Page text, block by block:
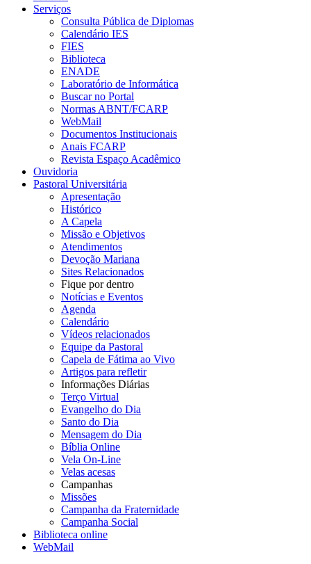
Serviços
Consulta Pública de Diplomas
Calendário IES
FIES
Biblioteca
ENADE
Laboratório de Informática
Buscar no Portal
Normas ABNT/FCARP
WebMail
Documentos Institucionais
Anais FCARP
Revista Espaço Acadêmico
Ouvidoria
Pastoral Universitária
Apresentação
Histórico
A Capela
Missão e Objetivos
Atendimentos
Devoção Mariana
Sites Relacionados
Fique por dentro
Notícias e Eventos
Agenda
Calendário
Vídeos relacionados
Equipe da Pastoral
Capela de Fátima ao Vivo
Artigos para refletir
Informações Diárias
Terço Virtual
Evangelho do Dia
Santo do Dia
Mensagem do Dia
Bíblia Online
Vela On-Line
Velas acesas
Campanhas
Missões
Campanha da Fraternidade
Campanha Social
Biblioteca online
WebMail